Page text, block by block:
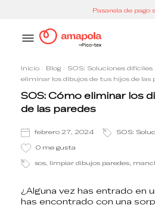
Pasarela de pago
Inicio Blog SOS: Soluciones difíciles
eliminar los dibujos de tus hijos de las
SOS: Cómo eliminar los
de las paredes
febrero 27, 2024
SOS:
0 me gusta
sos, limpiar dibujos paredes,
¿Alguna vez has entrado en
has encontrado con una